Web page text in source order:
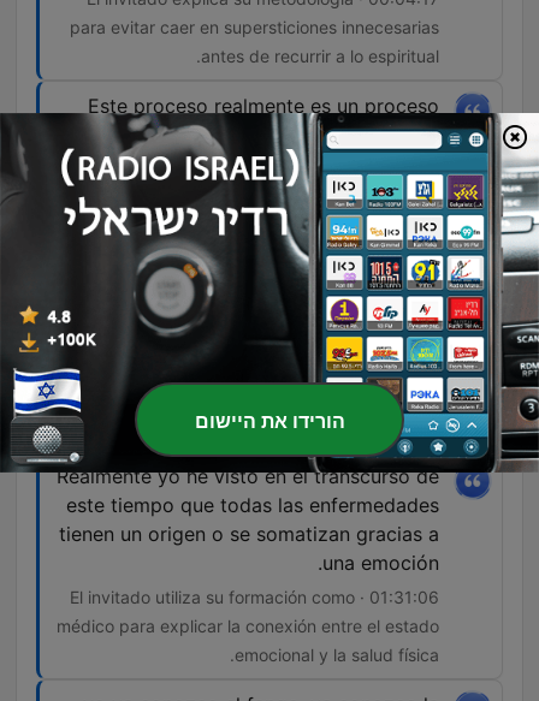
para evitar caer en supersticiones innecesarias
antes de recurrir a lo espiritual.
Este proceso realmente es un proceso
iniciático de una muerte figurativa que tú
tienes para poder llegar a alcanzar esa
plenitud o ese despertar espiritual.
00:17:03 · El orador explica el significado
simbólico y espiritual detrás del ritual del
rayamiento.
Todo lo endoki en Palomonte es maldad.
01:09:28 · El orador clasifica las prácticas de la
rama 'endoki' como aquellas dedicadas a hacer
daño.
Realmente yo he visto en el transcurso de
este tiempo que todas las enfermedades
tienen un origen o se somatizan gracias a
una emoción.
01:31:06 · El invitado utiliza su formación como
médico para explicar la conexión entre el estado
emocional y la salud física.
הורידו את היישום